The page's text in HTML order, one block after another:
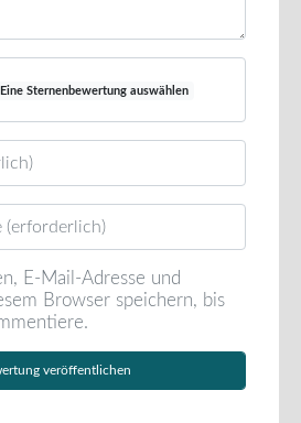
Eine Sternenbewertung auswählen
E-Mail-Adresse und
Browser speichern, bis